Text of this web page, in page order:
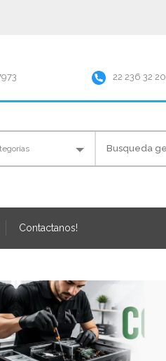
22 236 32 20
Contactanos!